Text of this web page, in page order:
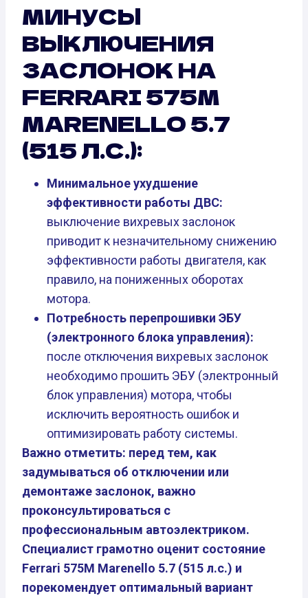
МИНУСЫ
ВЫКЛЮЧЕНИЯ
ЗАСЛОНОК НА
FERRARI 575M
MARENELLO 5.7
(515 Л.С.):
Минимальное ухудшение
эффективности работы ДВС:
выключение вихревых заслонок
приводит к незначительному снижению
эффективности работы двигателя, как
правило, на пониженных оборотах
мотора.
Потребность перепрошивки ЭБУ
(электронного блока управления):
после отключения вихревых заслонок
необходимо прошить ЭБУ (электронный
блок управления) мотора, чтобы
исключить вероятность ошибок и
оптимизировать работу системы.
Важно отметить: перед тем, как
задумываться об отключении или
демонтаже заслонок, важно
проконсультироваться с
профессиональным автоэлектриком.
Специалист грамотно оценит состояние
Ferrari 575M Marenello 5.7 (515 л.с.) и
порекомендует оптимальный вариант